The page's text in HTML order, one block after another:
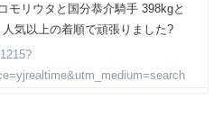
モリウタと国分恭介騎手 398kgと
気以上の着順で頑張りました?